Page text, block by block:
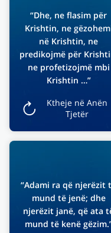
“Dhe, ne flasim për
Krishtin, ne
në Krishtin, ne
predikojmë për
ne profetizojmë mbi
Krishtin …”
Ktheje në Anën
Tjetër
“Adami ra që njerëzit
mund të jenë; dhe
njerëzit janë, që ata
mund të kenë